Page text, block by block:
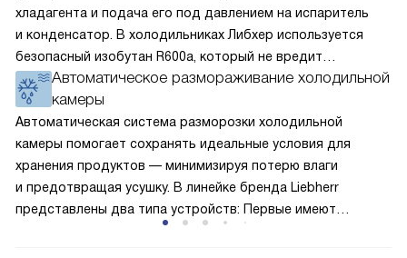
хладагента и подача его под давлением на испаритель
и конденсатор. В холодильниках Либхер используется
безопасный изобутан R600a, который не вредит
окружающей среде. Компрессор перегоняет его
по охладительному контуру по принципу насоса. Чем
лучше работает «мотор» прибора, тем качественнее
и быстрее происходит охлаждение, затрачивается
меньше электроэнергии.
Автоматическое размораживание холодильной
камеры
Автоматическая система разморозки холодильной
камеры помогает сохранять идеальные условия для
хранения продуктов — минимизируя потерю влаги
и предотвращая усушку. В линейке бренда Liebherr
представлены два типа устройств: Первые имеют